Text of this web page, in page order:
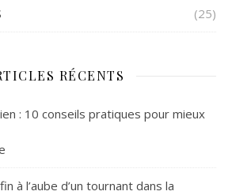
(25)
RÉCENTS
: 10 conseils pratiques pour mieux
à l’aube d’un tournant dans la